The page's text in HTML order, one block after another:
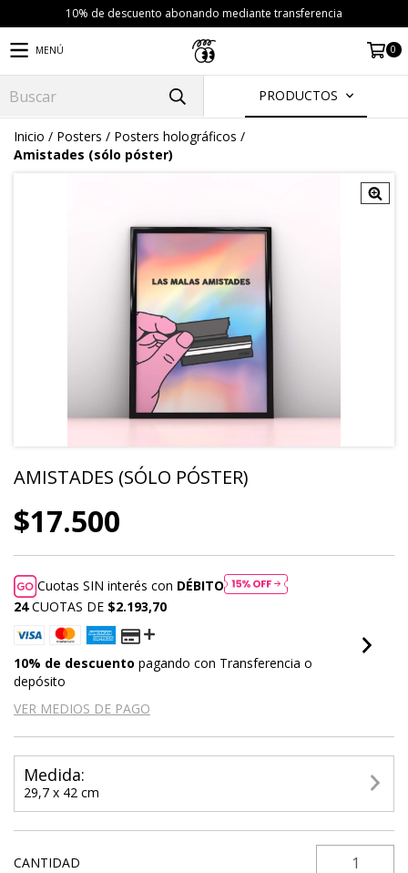
10% de descuento abonando mediante transferencia
MENÚ 0
PRODUCTOS
Inicio / Posters / Posters holográficos /
Amistades (sólo póster)
AMISTADES (SÓLO PÓSTER)
$17.500
Cuotas SIN interés con DÉBITO
24 CUOTAS DE $2.193,70
10% de descuento pagando con Transferencia o
depósito
VER MEDIOS DE PAGO
Medida:
29,7 x 42 cm
CANTIDAD